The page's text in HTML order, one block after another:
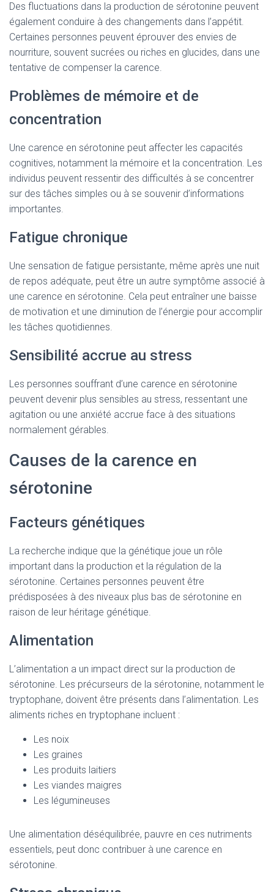
Des fluctuations dans la production de sérotonine peuvent
également conduire à des changements dans l’appétit.
Certaines personnes peuvent éprouver des envies de
nourriture, souvent sucrées ou riches en glucides, dans une
tentative de compenser la carence.
Problèmes de mémoire et de
concentration
Une carence en sérotonine peut affecter les capacités
cognitives, notamment la mémoire et la concentration. Les
individus peuvent ressentir des difficultés à se concentrer
sur des tâches simples ou à se souvenir d’informations
importantes.
Fatigue chronique
Une sensation de fatigue persistante, même après une nuit
de repos adéquate, peut être un autre symptôme associé à
une carence en sérotonine. Cela peut entraîner une baisse
de motivation et une diminution de l’énergie pour accomplir
les tâches quotidiennes.
Sensibilité accrue au stress
Les personnes souffrant d’une carence en sérotonine
peuvent devenir plus sensibles au stress, ressentant une
agitation ou une anxiété accrue face à des situations
normalement gérables.
Causes de la carence en
sérotonine
Facteurs génétiques
La recherche indique que la génétique joue un rôle
important dans la production et la régulation de la
sérotonine. Certaines personnes peuvent être
prédisposées à des niveaux plus bas de sérotonine en
raison de leur héritage génétique.
Alimentation
L’alimentation a un impact direct sur la production de
sérotonine. Les précurseurs de la sérotonine, notamment le
tryptophane, doivent être présents dans l’alimentation. Les
aliments riches en tryptophane incluent :
Les noix
Les graines
Les produits laitiers
Les viandes maigres
Les légumineuses
Une alimentation déséquilibrée, pauvre en ces nutriments
essentiels, peut donc contribuer à une carence en
sérotonine.